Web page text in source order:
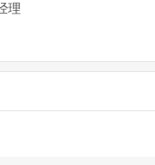
理